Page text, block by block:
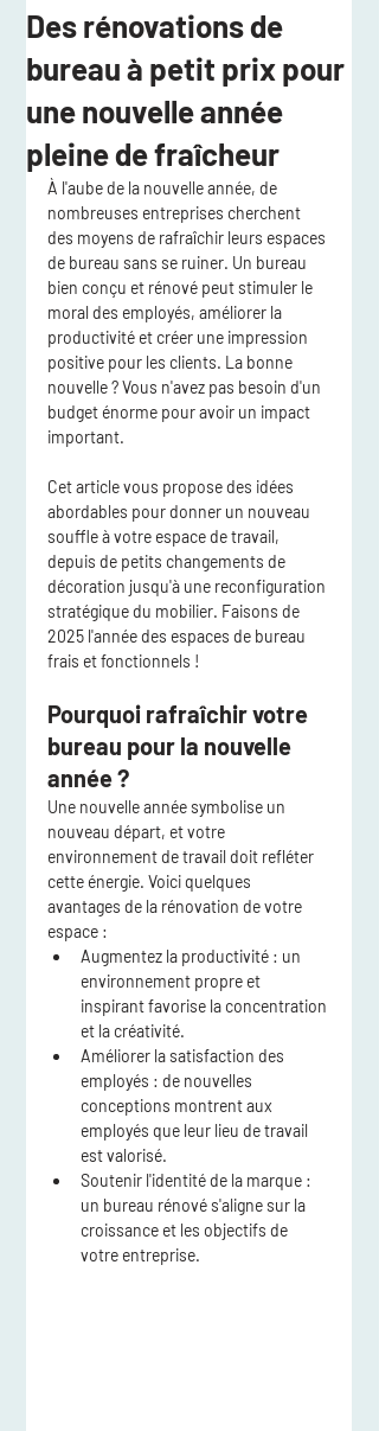
Des rénovations de
bureau à petit prix pour
une nouvelle année
pleine de fraîcheur
À l'aube de la nouvelle année, de
nombreuses entreprises cherchent
des moyens de rafraîchir leurs espaces
de bureau sans se ruiner. Un bureau
bien conçu et rénové peut stimuler le
moral des employés, améliorer la
productivité et créer une impression
positive pour les clients. La bonne
nouvelle ? Vous n'avez pas besoin d'un
budget énorme pour avoir un impact
important.
Cet article vous propose des idées
abordables pour donner un nouveau
souffle à votre espace de travail,
depuis de petits changements de
décoration jusqu'à une reconfiguration
stratégique du mobilier. Faisons de
2025 l'année des espaces de bureau
frais et fonctionnels !
Pourquoi rafraîchir votre
bureau pour la nouvelle
année ?
Une nouvelle année symbolise un
nouveau départ, et votre
environnement de travail doit refléter
cette énergie. Voici quelques
avantages de la rénovation de votre
espace :
Augmentez la productivité : un
environnement propre et
inspirant favorise la concentration
et la créativité.
Améliorer la satisfaction des
employés : de nouvelles
conceptions montrent aux
employés que leur lieu de travail
est valorisé.
Soutenir l'identité de la marque :
un bureau rénové s'aligne sur la
croissance et les objectifs de
votre entreprise.